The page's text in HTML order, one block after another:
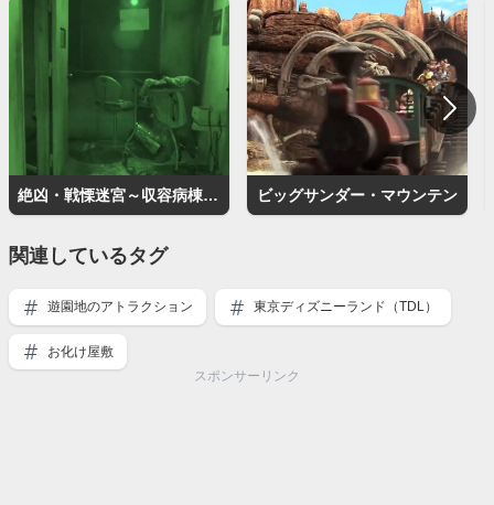
絶凶・戦慄迷宮～収容病棟篇～ ビッグサンダー・マウンテン
関連しているタグ
遊園地のアトラクション 東京ディズニーランド（TDL）
お化け屋敷
スポンサーリンク